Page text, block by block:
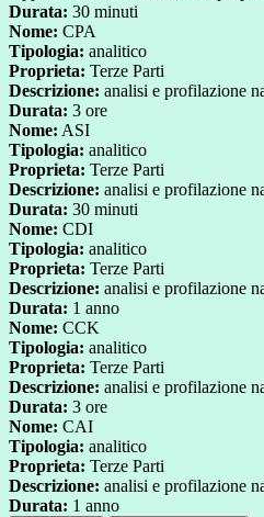
Durata: 30 minuti
Nome: CPA
Tipologia: analitico
Proprieta: Terze Parti
Descrizione: analisi e profilazione
Durata: 3 ore
Nome: ASI
Tipologia: analitico
Proprieta: Terze Parti
Descrizione: analisi e profilazione
Durata: 30 minuti
Nome: CDI
Tipologia: analitico
Proprieta: Terze Parti
Descrizione: analisi e profilazione
Durata: 1 anno
Nome: CCK
Tipologia: analitico
Proprieta: Terze Parti
Descrizione: analisi e profilazione
Durata: 3 ore
Nome: CAI
Tipologia: analitico
Proprieta: Terze Parti
Descrizione: analisi e profilazione
Durata: 1 anno